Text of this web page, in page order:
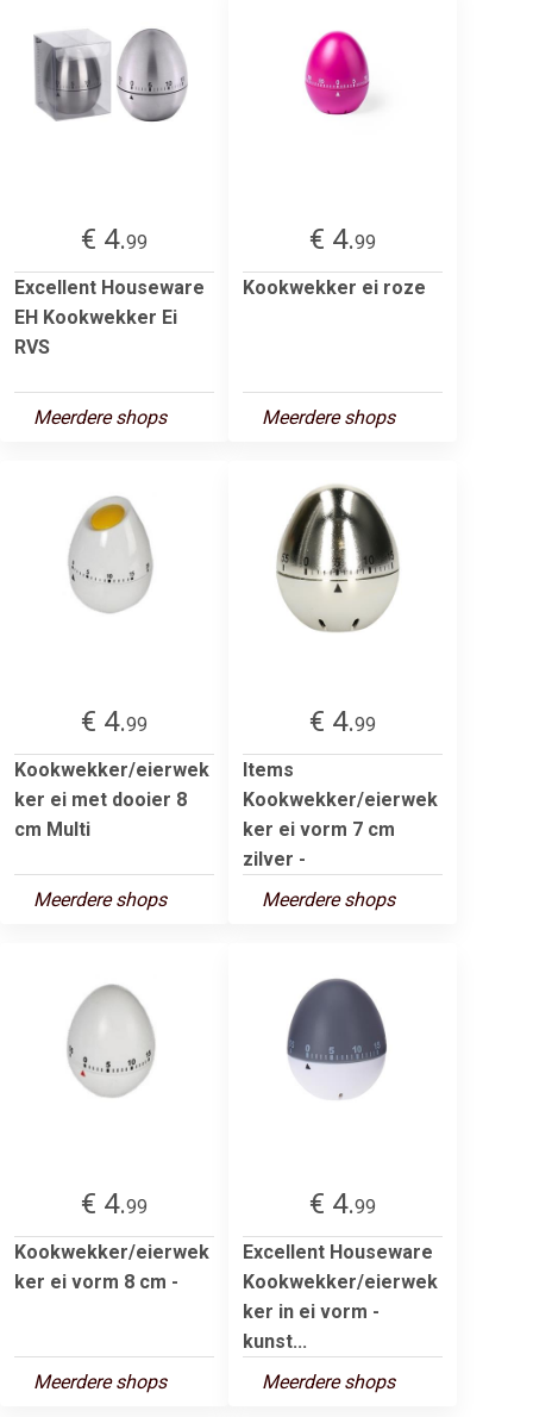
€ 4.99
Excellent Houseware
EH Kookwekker Ei
RVS
Meerdere shops
€ 4.99
Kookwekker ei roze
Meerdere shops
€ 4.99
Kookwekker/eierwek
ker ei met dooier 8
cm Multi
Meerdere shops
€ 4.99
Items
Kookwekker/eierwek
ker ei vorm 7 cm
zilver -
Meerdere shops
€ 4.99
Kookwekker/eierwek
ker ei vorm 8 cm -
Meerdere shops
€ 4.99
Excellent Houseware
Kookwekker/eierwek
ker in ei vorm -
kunst...
Meerdere shops